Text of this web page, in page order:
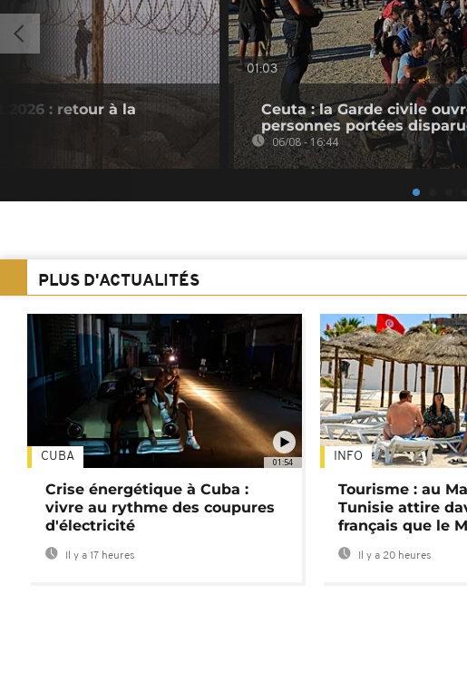
2026 : retour à la
01:03
Ceuta : la Garde civile
personnes portées
06/08 - 16:44
PLUS D'ACTUALITÉS
01:54
CUBA
Crise énergétique à Cuba :
vivre au rythme des coupures
d'électricité
Il y a 17 heures
INFO
Tourisme : au
Tunisie attire
français que le
Il y a 20 heures